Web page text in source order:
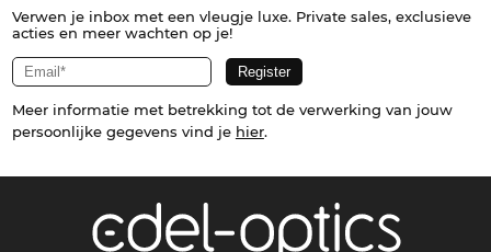
Verwen je inbox met een vleugje luxe. Private sales, exclusieve
acties en meer wachten op je!
Meer informatie met betrekking tot de verwerking van jouw
persoonlijke gegevens vind je hier.